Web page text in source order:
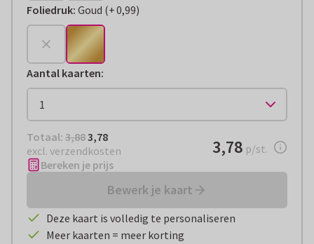
Foliedruk: Goud (
+€ 0,99
+0,99)
Aantal kaarten:
Totaal: € 3,78
Totaal: 3,883,78
excl. verzendkosten
€ 3,78per stuk
3,78 p/st.
Bereken je prijs
Bewerk je kaart
Deze kaart is volledig te personaliseren
Meer kaarten = meer korting